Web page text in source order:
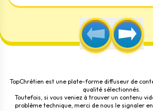
TopChrétien est une plate-forme diffuseur de
qualité sélectionnés.
Toutefois, si vous veniez à trouver un contenu
problème technique, merci de nous le signaler en